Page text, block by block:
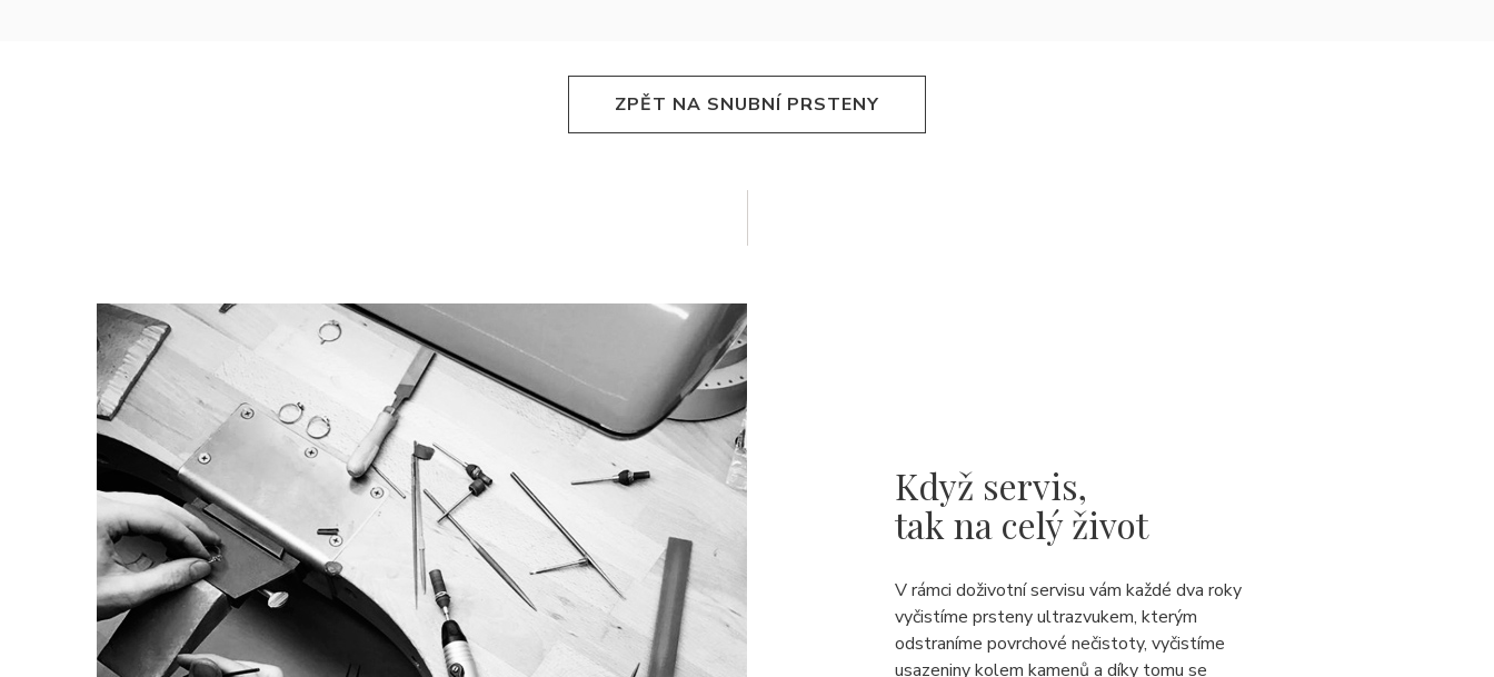
ZPĚT NA SNUBNÍ PRSTENY
Když servis,
tak na celý život
V rámci doživotní servisu vám každé dva roky
vyčistíme prsteny ultrazvukem, kterým
odstraníme povrchové nečistoty, vyčistíme
usazeniny kolem kamenů a díky tomu se